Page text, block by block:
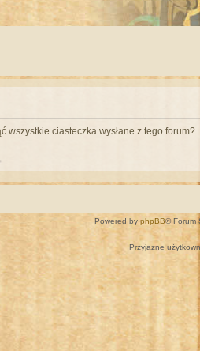
wszystkie ciasteczka wysłane z tego forum?
Powered by phpBB® Forum
Przyjazne